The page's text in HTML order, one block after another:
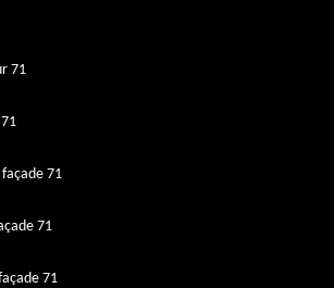
71
71
71
71